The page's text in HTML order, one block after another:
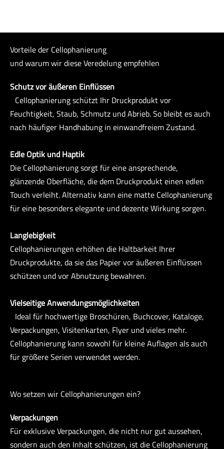
Vorteile der Cellophanierung
und warum wir diese Veredelung empfehlen
Schutz vor äußeren Einflüssen
Cellophanierung schützt Ihr Druckprodukt vor
Feuchtigkeit, Staub, Schmutz und Abrieb. So bleibt es auch
nach häufiger Handhabung in einwandfreiem Zustand.
Edle Optik und Haptik
Die Cellophanierung sorgt für eine ansprechende,
glänzende Oberfläche, die dem Druckprodukt einen edlen
Touch verleiht. Alternativ kann eine matte Cellophanierung
für eine besonders elegante und dezente Wirkung sorgen.
Langlebigkeit
Cellophanierungen erhöhen die Haltbarkeit Ihrer
Druckprodukte, da sie das Papier vor äußeren Einflüssen
schützen und vor Abnutzung bewahren.
Vielseitige Anwendungsmöglichkeiten
Ideal für hochwertige Broschüren, Buchcover, Kataloge,
Verpackungen, Visitenkarten, Flyer und vieles mehr.
Cellophanierung kann sowohl für kleine Auflagen als auch
für größere Serien verwendet werden.
Wo setzen wir Cellophanierungen ein?
Verpackungen
Für exklusive Verpackungen, die nicht nur gut aussehen,
sondern auch den Inhalt schützen, ist die Cellophanierung